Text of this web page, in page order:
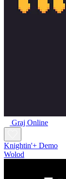
Graj Online
Knightin'+ Demo
Wolod